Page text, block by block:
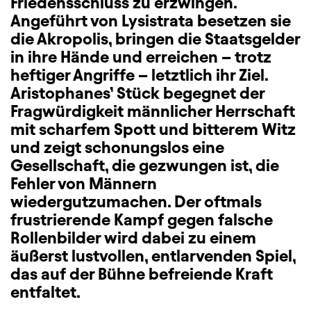
Angeführt von Lysistrata besetzen sie
die Akropolis, bringen die Staatsgelder
in ihre Hände und erreichen – trotz
heftiger Angriffe – letztlich ihr Ziel.
Aristophanes’ Stück begegnet der
Fragwürdigkeit männlicher Herrschaft
mit scharfem Spott und bitterem Witz
und zeigt schonungslos eine
Gesellschaft, die gezwungen ist, die
Fehler von Männern
wiedergutzumachen. Der oftmals
frustrierende Kampf gegen falsche
Rollenbilder wird dabei zu einem
äußerst lustvollen, entlarvenden Spiel,
das auf der Bühne befreiende Kraft
entfaltet.